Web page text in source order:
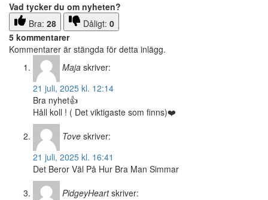
Vad tycker du om nyheten?
Bra: 28 Dåligt: 0
5 kommentarer
Kommentarer är stängda för detta inlägg.
Maja skriver:
21 juli, 2025 kl. 12:14
Bra nyhet👍
Håll koll ! ( Det viktigaste som finns)❤️
Tove skriver:
21 juli, 2025 kl. 16:41
Det Beror Väl På Hur Bra Man Simmar
PidgeyHeart skriver: